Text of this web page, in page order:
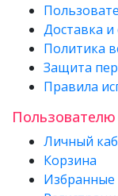
Доставка и
Политика
Защита
Правила
Пользователю
Личный
Корзина
Избранные